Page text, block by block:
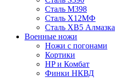
Сталь M398
Сталь Х12МФ
Сталь ХВ5 Алмазка
Военные ножи
Ножи с погонами
Кортики
HP и Комбат
Финки НКВД